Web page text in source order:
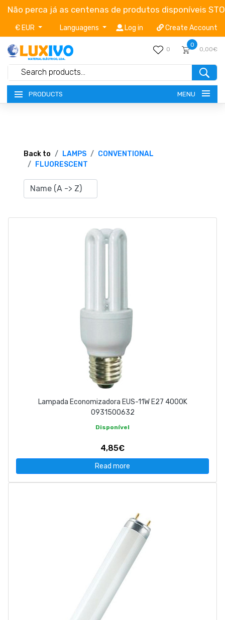
Não perca já as centenas de produtos disponíveis
€ EUR Languagens Log in Create Account
0
0
0,00€
PRODUCTS MENU
TERMS OF SERVICE
Back to LAMPS
CONVENTIONAL
FLUORESCENT
Lampada Economizadora EUS-11W E27 4000K
0931500632
Disponível
4,85€
Read more